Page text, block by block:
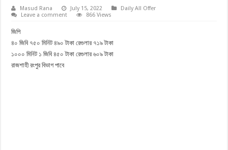
Masud Rana July 15, 2022
Daily All Offer
Leave a comment
866 Views
জিপি
৪০ জিবি ৭৫০ মিনিট ৪৯০ টাকা রেগুলার ৭১৯ টাকা
১০০০ মিনিট ১ জিবি ৪৫০ টাকা রেগুলার ৬০৯ টাকা
রাজশাহী রংপুর বিভাগ পাবে